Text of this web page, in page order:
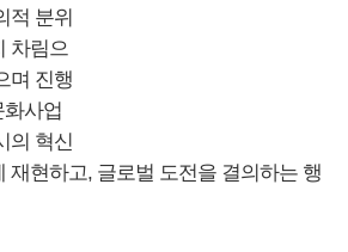
적 분위
차림으
며 진행
화사업
의 혁신
재현하고, 글로벌 도전을 결의하는 행